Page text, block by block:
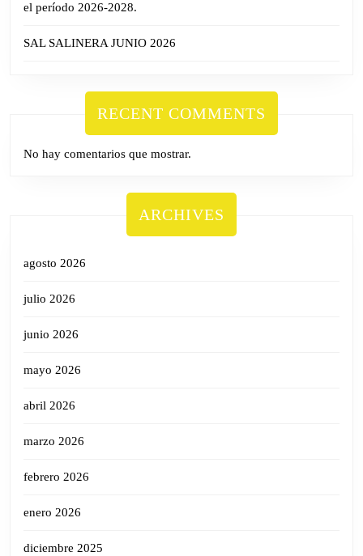
el período 2026-2028.
SAL SALINERA JUNIO 2026
RECENT COMMENTS
No hay comentarios que mostrar.
ARCHIVES
agosto 2026
julio 2026
junio 2026
mayo 2026
abril 2026
marzo 2026
febrero 2026
enero 2026
diciembre 2025